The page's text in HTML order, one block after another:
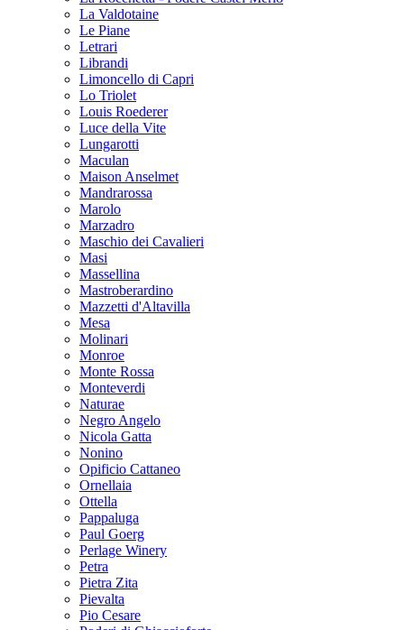
La Valdotaine
Le Piane
Letrari
Librandi
Limoncello di Capri
Lo Triolet
Louis Roederer
Luce della Vite
Lungarotti
Maculan
Maison Anselmet
Mandrarossa
Marolo
Marzadro
Maschio dei Cavalieri
Masi
Massellina
Mastroberardino
Mazzetti d'Altavilla
Mesa
Molinari
Monroe
Monte Rossa
Monteverdi
Naturae
Negro Angelo
Nicola Gatta
Nonino
Opificio Cattaneo
Ornellaia
Ottella
Pappaluga
Paul Goerg
Perlage Winery
Petra
Pietra Zita
Pievalta
Pio Cesare